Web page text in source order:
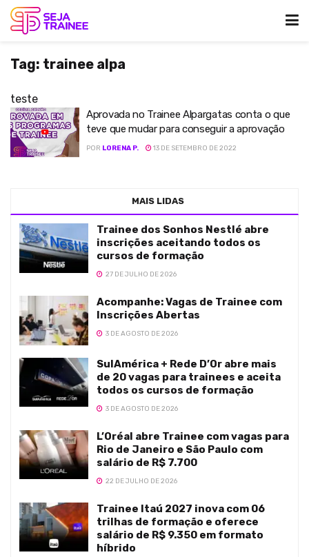
Tag: trainee alpa
teste
Aprovada no Trainee Alpargatas conta o que
teve que mudar para conseguir a aprovação
POR LORENA P. 13 DE SETEMBRO DE 2022
MAIS LIDAS
Trainee dos Sonhos Nestlé abre
inscrições aceitando todos os
cursos de formação
27 DE JULHO DE 2026
Acompanhe: Vagas de Trainee com
Inscrições Abertas
3 DE AGOSTO DE 2026
SulAmérica + Rede D’Or abre mais
de 20 vagas para trainees e aceita
todos os cursos de formação
3 DE AGOSTO DE 2026
L’Oréal abre Trainee com vagas para
Rio de Janeiro e São Paulo com
salário de R$ 7.700
22 DE JULHO DE 2026
Trainee Itaú 2027 inova com 06
trilhas de formação e oferece
salário de R$ 9.350 em formato
híbrido